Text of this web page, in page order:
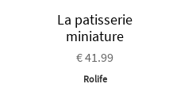
La patisserie
miniature
€ 41.99
Rolife